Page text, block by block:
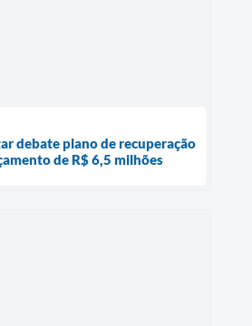
debate plano de recuperação
de R$ 6,5 milhões